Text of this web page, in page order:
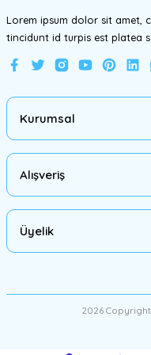
Lorem ipsum dolor sit amet,
tincidunt id turpis est platea
Kurumsal
Alışveriş
Üyelik
2026 Copyright